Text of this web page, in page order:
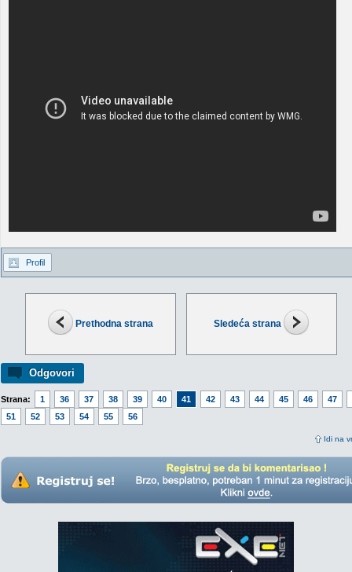
Prethodna strana Sledeća strana
Odgovori
Strana: 1 36 37 38 39 40 41 42 43 44 45 46
47
51
52 53 54 55 56
Idi na
Profil